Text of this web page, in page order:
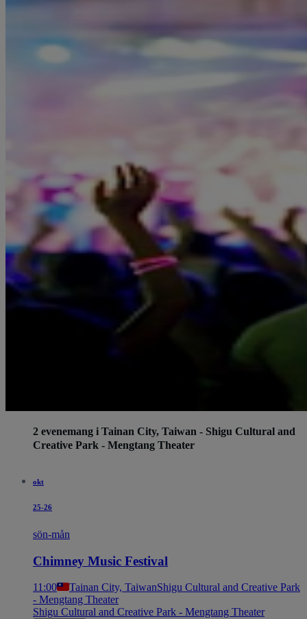
2 evenemang i Tainan City, Taiwan - Shigu Cultural and
Creative Park - Mengtang Theater
okt
25-26
sön-mån
Chimney Music Festival
11:00 Tainan City, TaiwanShigu Cultural and Creative Park
- Mengtang Theater
Shigu Cultural and Creative Park - Mengtang Theater